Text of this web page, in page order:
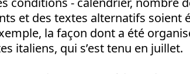
et des textes alternatifs soient
la façon dont a été
italiens, qui s’est tenu en juillet.